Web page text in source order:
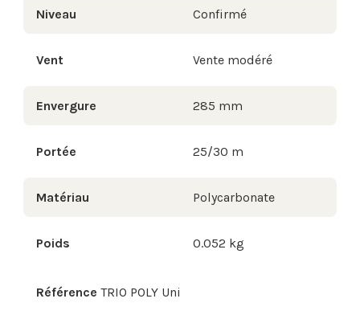
Niveau Confirmé
Vent Vente modéré
Envergure 285 mm
Portée 25/30 m
Matériau Polycarbonate
Poids 0.052 kg
Référence TRIO POLY Uni